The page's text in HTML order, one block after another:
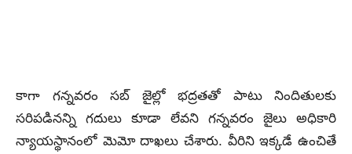
కాగా గన్నవరం సబ్ జైల్లో భద్రతతో పాటు నిందితులకు
సరిపడినన్ని గదులు కూడా లేవని గన్నవరం జైలు అధికారి
న్యాయస్థానంలో మెమో దాఖలు చేశారు. వీరిని ఇక్కడే ఉంచితే